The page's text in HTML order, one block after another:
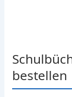
bestellen